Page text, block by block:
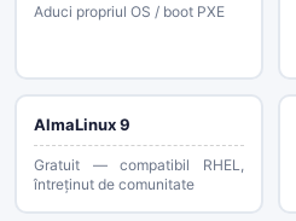
Aduci propriul OS / boot PXE
AlmaLinux 9
Gratuit — compatibil RHEL,
întreținut de comunitate